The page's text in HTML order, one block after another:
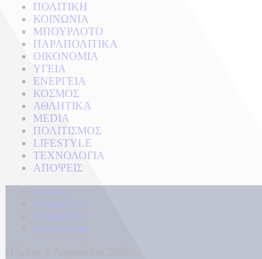
ΠΟΛΙΤΙΚΗ
ΚΟΙΝΩΝΙΑ
ΜΠΟΥΡΛΟΤΟ
ΠΑΡΑΠΟΛΙΤΙΚΑ
ΟΙΚΟΝΟΜΙΑ
ΥΓΕΙΑ
ΕΝΕΡΓΕΙΑ
ΚΟΣΜΟΣ
ΑΘΛΗΤΙΚΑ
MEDIA
ΠΟΛΙΤΙΣΜΟΣ
LIFESTYLE
ΤΕΧΝΟΛΟΓΙΑ
ΑΠΟΨΕΙΣ
Αρχική
Kontra Live
Καταγγελίες
Επικοινωνία